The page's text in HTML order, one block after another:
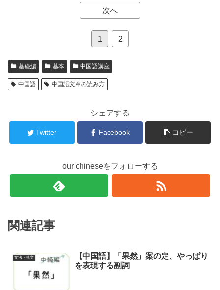
次へ
1 2
基礎編 基本 中国語講座
中国語 中国語文章の読み方
シェアする
Twitter Facebook コピー
our chineseをフォローする
関連記事
文法・構文
【中国語】「果然」案の定、やっぱり
を表現する副詞